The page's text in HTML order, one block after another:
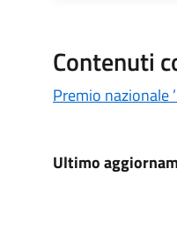
Contenuti
Premio nazionale
Ultimo